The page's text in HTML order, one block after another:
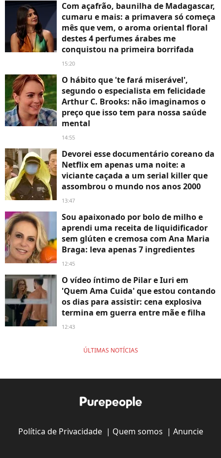
Com açafrão, baunilha de Madagascar,
cumaru e mais: a primavera só começa
mês que vem, o aroma oriental floral
destes 4 perfumes árabes me
conquistou na primeira borrifada
15:20
O hábito que 'te fará miserável',
segundo o especialista em felicidade
Arthur C. Brooks: não imaginamos o
preço que isso tem para nossa saúde
mental
14:55
Devorei esse documentário coreano da
Netflix em apenas uma noite: a
viciante caçada a um serial killer que
assombrou o mundo nos anos 2000
13:47
Sou apaixonado por bolo de milho e
aprendi uma receita de liquidificador
sem glúten e cremosa com Ana Maria
Braga: leva apenas 7 ingredientes
12:45
O vídeo íntimo de Pilar e Iuri em
'Quem Ama Cuida' que estou contando
os dias para assistir: cena explosiva
termina em guerra entre mãe e filha
12:43
ÚLTIMAS NOTÍCIAS
Política de Privacidade| Quem somos | Anuncie